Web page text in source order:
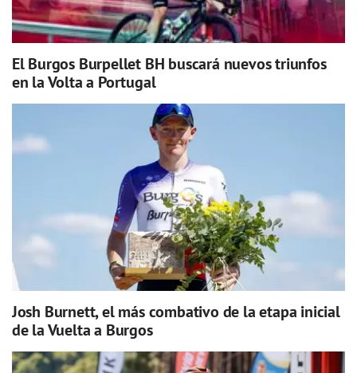
El Burgos Burpellet BH buscará nuevos triunfos
en la Volta a Portugal
Josh Burnett, el más combativo de la etapa inicial
de la Vuelta a Burgos